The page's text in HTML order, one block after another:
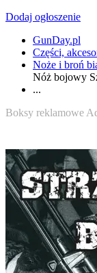
Dodaj ogłoszenie
GunDay.pl
Części,
Noże i broń
Nóż bojowy
...
Boksy reklamowe